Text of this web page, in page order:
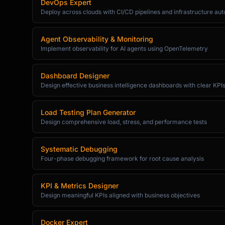
DevOps Expert
Deploy across clouds with CI/CD pipelines and infrastructure
Agent Observability & Monitoring
Implement observability for AI agents using OpenTelemetry
Dashboard Designer
Design effective business intelligence dashboards with clear KPIs
Load Testing Plan Generator
Design comprehensive load, stress, and performance tests
Systematic Debugging
Four-phase debugging framework for root cause analysis
KPI & Metrics Designer
Design meaningful KPIs aligned with business objectives
Docker Expert